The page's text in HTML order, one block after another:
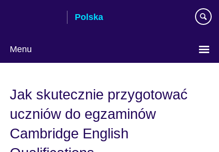
Polska
Menu
Jak skutecznie przygotować
uczniów do egzaminów
Cambridge English